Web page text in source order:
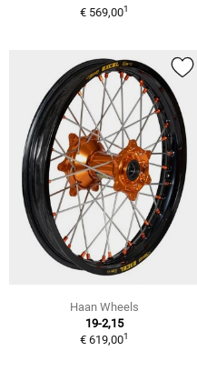
€ 569,001
Haan Wheels
19-2,15
€ 619,001